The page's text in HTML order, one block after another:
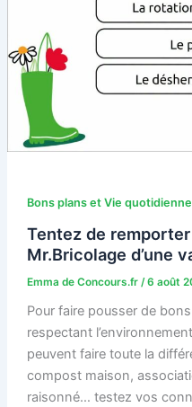
Bons plans et Vie quotidienne
Tentez de
Mr.Bricolage d’une
Emma de Concours.fr /6 août
Pour faire pousser de
respectant
peuvent faire toute la
compost maison,
raisonné… testez vos